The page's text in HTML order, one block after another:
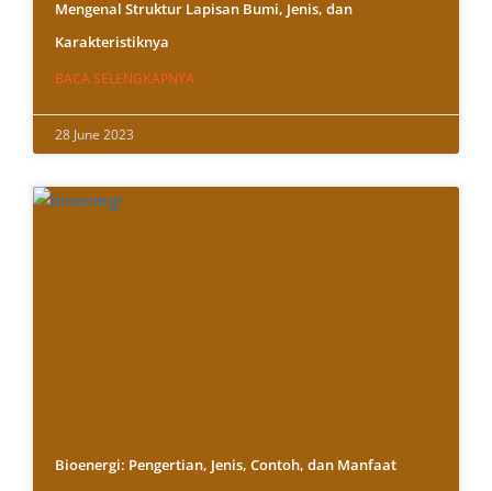
Mengenal Struktur Lapisan Bumi, Jenis, dan
Karakteristiknya
BACA SELENGKAPNYA
28 June 2023
Bioenergi: Pengertian, Jenis, Contoh, dan Manfaat